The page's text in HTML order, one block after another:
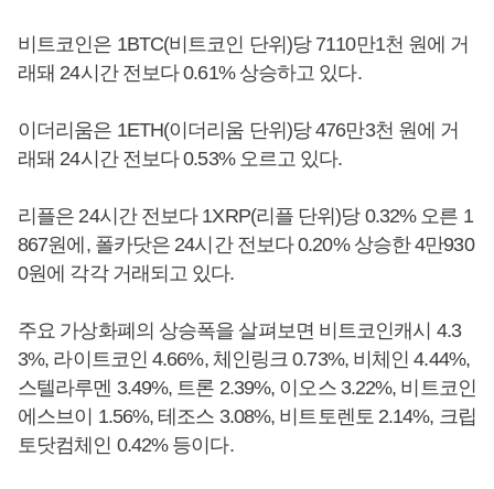
비트코인은 1BTC(비트코인 단위)당 7110만1천 원에 거
래돼 24시간 전보다 0.61% 상승하고 있다.
이더리움은 1ETH(이더리움 단위)당 476만3천 원에 거
래돼 24시간 전보다 0.53% 오르고 있다.
리플은 24시간 전보다 1XRP(리플 단위)당 0.32% 오른 1
867원에, 폴카닷은 24시간 전보다 0.20% 상승한 4만930
0원에 각각 거래되고 있다.
주요 가상화폐의 상승폭을 살펴보면 비트코인캐시 4.3
3%, 라이트코인 4.66%, 체인링크 0.73%, 비체인 4.44%,
스텔라루멘 3.49%, 트론 2.39%, 이오스 3.22%, 비트코인
에스브이 1.56%, 테조스 3.08%, 비트토렌토 2.14%, 크립
토닷컴체인 0.42% 등이다.